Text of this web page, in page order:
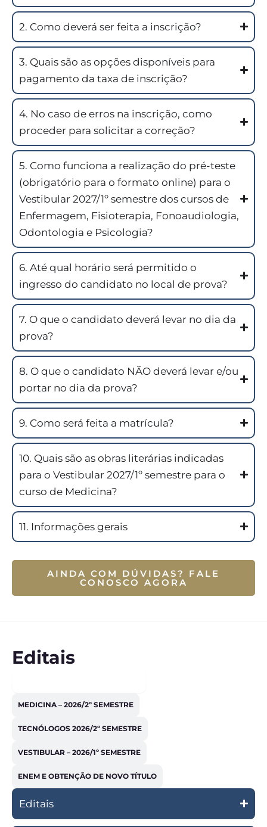
2. Como deverá ser feita a inscrição?
3. Quais são as opções disponíveis para
pagamento da taxa de inscrição?
4. No caso de erros na inscrição, como
proceder para solicitar a correção?
5. Como funciona a realização do pré-teste
(obrigatório para o formato online) para o
Vestibular 2027/1º semestre dos cursos de
Enfermagem, Fisioterapia, Fonoaudiologia,
Odontologia e Psicologia?
6. Até qual horário será permitido o
ingresso do candidato no local de prova?
7. O que o candidato deverá levar no dia da
prova?
8. O que o candidato NÃO deverá levar e/ou
portar no dia da prova?
9. Como será feita a matrícula?
10. Quais são as obras literárias indicadas
para o Vestibular 2027/1º semestre para o
curso de Medicina?
11. Informações gerais
AINDA COM DÚVIDAS? FALE
CONOSCO AGORA
Editais
MEDICINA – 2026/2º SEMESTRE
TECNÓLOGOS 2026/2º SEMESTRE
VESTIBULAR – 2026/1º SEMESTRE
ENEM E OBTENÇÃO DE NOVO TÍTULO
Editais